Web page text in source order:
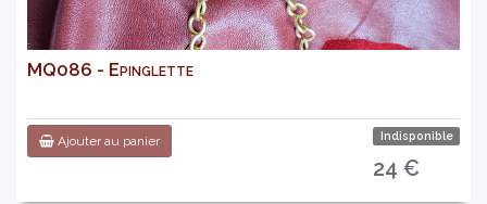
MQ086 - Epinglette
Ajouter au panier Indisponible
24 €